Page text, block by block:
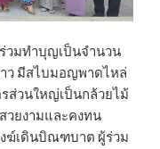
วมทำบุญเป็นจำนวน
ว มีสไบมอญพาดไหล่
ส่วนใหญ่เป็นกล้วยไม้
วยงามและคงทน
ฆ์เดินบิณฑบาต ผู้ร่วม